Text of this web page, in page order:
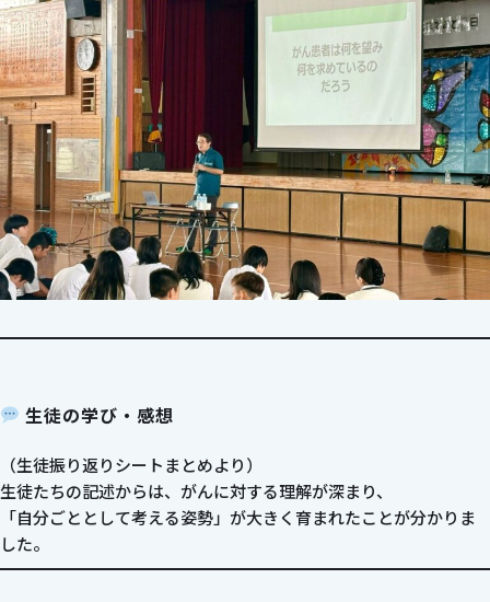
生徒の学び・感想
（生徒振り返りシートまとめより）
生徒たちの記述からは、がんに対する理解が深まり、
「自分ごととして考える姿勢」が大きく育まれたことが分かりま
した。